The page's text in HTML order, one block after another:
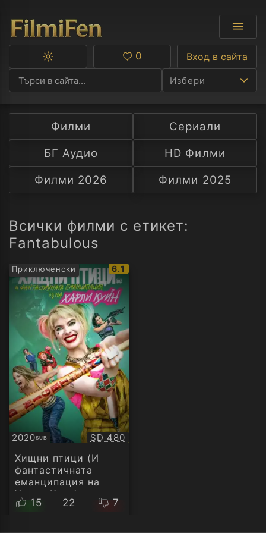
Избери
Ф
С
А
Превключване
тъмна
тема
Любими
0 Вход в сайта
Филми
Сериали
БГ Аудио
HD Филми
Филми 2026
Филми 2025
Всички филми с етикет:
Fantabulous
Приключенски
IMDb
рейтинг:
6.1
2020SUB
Субтитри Качество:
SD 480
Хищни птици (И
фантастичната
еманципация на
Харли Куин)
15 22 7